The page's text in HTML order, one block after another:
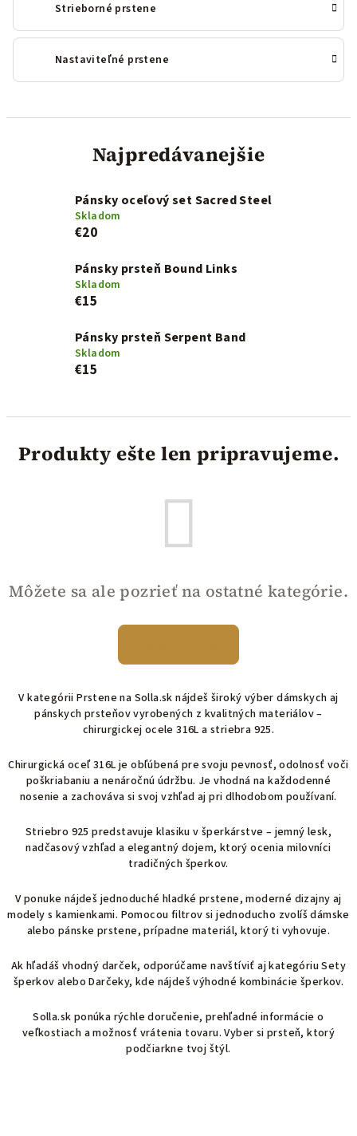
Strieborné prstene
Nastaviteľné prstene
Najpredávanejšie
Pánsky oceľový set Sacred Steel
Skladom
€20
Pánsky prsteň Bound Links
Skladom
€15
Pánsky prsteň Serpent Band
Skladom
€15
Produkty ešte len pripravujeme.
Môžete sa ale pozrieť na ostatné kategórie.
V kategórii Prstene na Solla.sk nájdeš široký výber dámskych aj
pánskych prsteňov vyrobených z kvalitných materiálov –
chirurgickej ocele 316L a striebra 925.
Chirurgická oceľ 316L je obľúbená pre svoju pevnosť, odolnosť voči
poškriabaniu a nenáročnú údržbu. Je vhodná na každodenné
nosenie a zachováva si svoj vzhľad aj pri dlhodobom používaní.
Striebro 925 predstavuje klasiku v šperkárstve – jemný lesk,
nadčasový vzhľad a elegantný dojem, ktorý ocenia milovníci
tradičných šperkov.
V ponuke nájdeš jednoduché hladké prstene, moderné dizajny aj
modely s kamienkami. Pomocou filtrov si jednoducho zvolíš dámske
alebo pánske prstene, prípadne materiál, ktorý ti vyhovuje.
Ak hľadáš vhodný darček, odporúčame navštíviť aj kategóriu Sety
šperkov alebo Darčeky, kde nájdeš výhodné kombinácie šperkov.
Solla.sk ponúka rýchle doručenie, prehľadné informácie o
veľkostiach a možnosť vrátenia tovaru. Vyber si prsteň, ktorý
podčiarkne tvoj štýl.